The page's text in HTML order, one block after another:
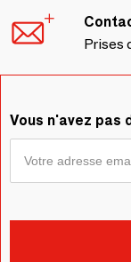
Prises
Vous n'avez pas